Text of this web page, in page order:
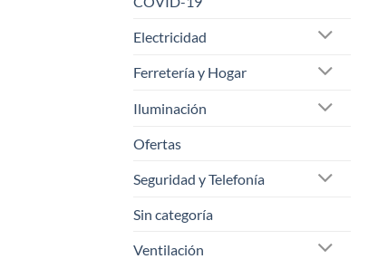
Electricidad
Ferretería y Hogar
Iluminación
Ofertas
Seguridad y Telefonía
Sin categoría
Ventilación